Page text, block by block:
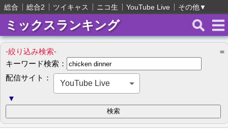
総合 総合2 ツイキャス ニコ生 YouTube Live その他▼
ミックスランキング
-絞り込み検索-
＝
キーワード検索：
配信サイト：
YouTube Live
▼